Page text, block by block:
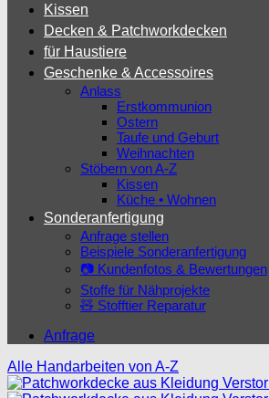
Kissen
Decken & Patchworkdecken
für Haustiere
Geschenke & Accessoires
Anlass
Erstkommunion
Ostern
Taufe und Geburt
Weihnachten
Stöbern von A-Z
Kissen
Küche • Wohnen
Sonderanfertigung
Anfrage stellen
Beispiele Sonderanfertigung
📷 Kundenfotos & Bewertungen
Stoffe für Nähprojekte
🧸 Stofftier Reparatur
Anfrage
Alle Handarbeiten von A-Z